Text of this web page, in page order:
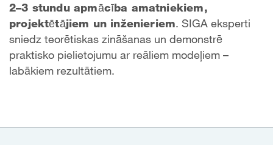
2–3 stundu apmācība amatniekiem,
projektētājiem un inženieriem. SIGA eksperti
sniedz teorētiskas zināšanas un demonstrē
praktisko pielietojumu ar reāliem modeļiem –
labākiem rezultātiem.